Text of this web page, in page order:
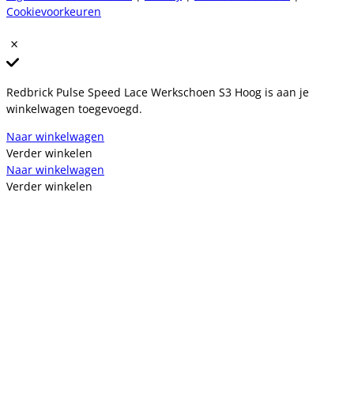
Cookievoorkeuren
Redbrick Pulse Speed Lace Werkschoen S3 Hoog is aan je
winkelwagen toegevoegd.
Naar winkelwagen
Verder winkelen
Naar winkelwagen
Verder winkelen